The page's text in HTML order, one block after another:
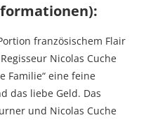
französischem Flair
Nicolas Cuche
Familie“ eine feine
das liebe Geld. Das
und Nicolas Cuche